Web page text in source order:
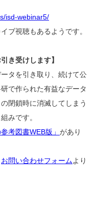
isd-webinar5/
ブ視聴もあるようです。
き受けします】
タを引き取り、続けて公
で作られた有益なデータ
閉鎖時に消滅してしまう
みです。
参考図書WEB版」 があり
お問い合わせフォームより